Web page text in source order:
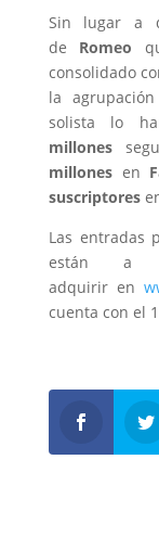
Sin lugar a
de Romeo
consolidado
la
solista lo
millones
millones en
suscriptores
Las entradas
están a
adquirir en
cuenta con el